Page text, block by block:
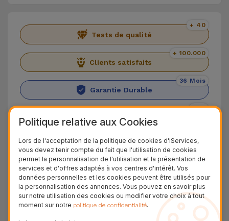
Tests de qualité
+ 40
Clients satisfaits
+ 100.000
Garantie Durable
36 Mois
Livraison Gratuite
24H
iPhone 16 Pro sur iServices
Nous vous présentonsl'iPhone 16 Pro, le début
d'une nouvelle ère en matière de smartphones
Apple. Avec l’arrivée d’Apple Intelligence, la
barre est haute en matière de fonctionnalités qui
Politique relative aux Cookies
Lors de l'acceptation de la politique de cookies d'iServices,
vous devez tenir compte du fait que l'utilisation de cookies
permet la personnalisation de l'utilisation et la présentation de
services et d'offres adaptés à vos centres d'intérêt. Vos
données personnelles et les cookies peuvent être utilisés pour
la personnalisation des annonces. Vous pouvez en savoir plus
sur notre utilisation des cookies ou modifier votre choix à tout
moment sur notre politique de confidentialité.